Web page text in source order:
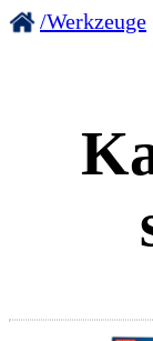
/Werkzeuge